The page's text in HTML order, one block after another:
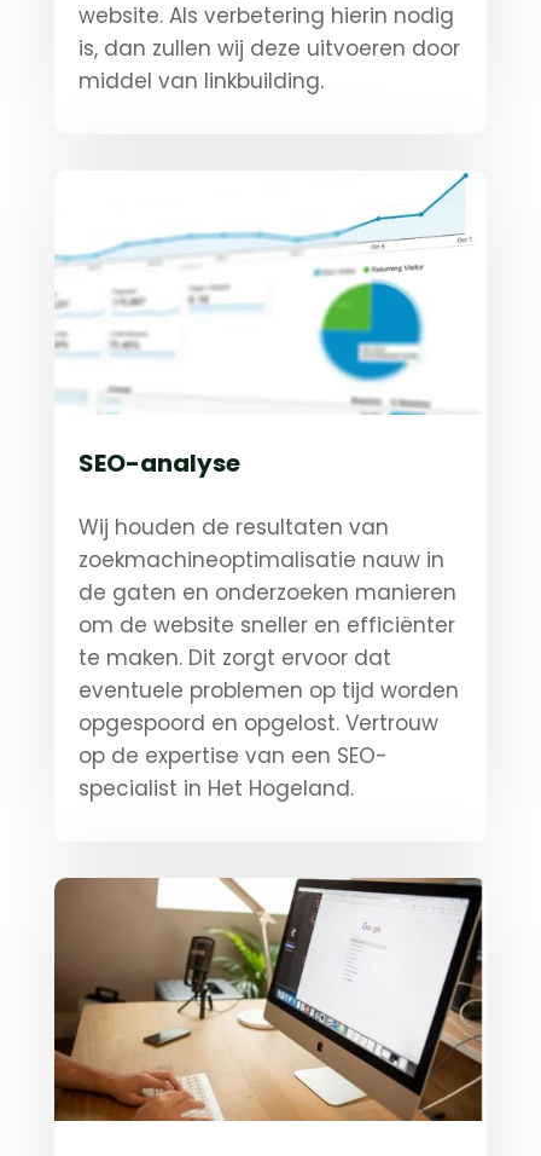
website. Als verbetering hierin nodig
is, dan zullen wij deze uitvoeren door
middel van linkbuilding.
SEO-analyse
Wij houden de resultaten van
zoekmachineoptimalisatie nauw in
de gaten en onderzoeken manieren
om de website sneller en efficiënter
te maken. Dit zorgt ervoor dat
eventuele problemen op tijd worden
opgespoord en opgelost. Vertrouw
op de expertise van een SEO-
specialist in Het Hogeland.